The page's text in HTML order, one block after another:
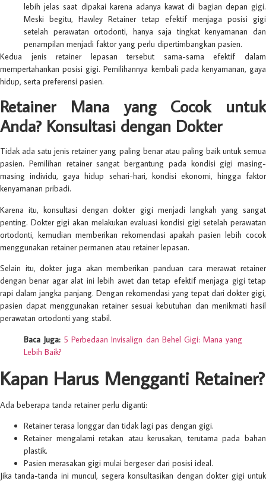
lebih jelas saat dipakai karena adanya kawat di bagian depan gigi.
Meski begitu, Hawley Retainer tetap efektif menjaga posisi gigi
setelah perawatan ortodonti, hanya saja tingkat kenyamanan dan
penampilan menjadi faktor yang perlu dipertimbangkan pasien.
Kedua jenis retainer lepasan tersebut sama-sama efektif dalam
mempertahankan posisi gigi. Pemilihannya kembali pada kenyamanan, gaya
hidup, serta preferensi pasien.
Retainer Mana yang Cocok untuk
Anda? Konsultasi dengan Dokter
Tidak ada satu jenis retainer yang paling benar atau paling baik untuk semua
pasien. Pemilihan retainer sangat bergantung pada kondisi gigi masing-
masing individu, gaya hidup sehari-hari, kondisi ekonomi, hingga faktor
kenyamanan pribadi.
Karena itu, konsultasi dengan dokter gigi menjadi langkah yang sangat
penting. Dokter gigi akan melakukan evaluasi kondisi gigi setelah perawatan
ortodonti, kemudian memberikan rekomendasi apakah pasien lebih cocok
menggunakan retainer permanen atau retainer lepasan.
Selain itu, dokter juga akan memberikan panduan cara merawat retainer
dengan benar agar alat ini lebih awet dan tetap efektif menjaga gigi tetap
rapi dalam jangka panjang. Dengan rekomendasi yang tepat dari dokter gigi,
pasien dapat menggunakan retainer sesuai kebutuhan dan menikmati hasil
perawatan ortodonti yang stabil.
Baca Juga: 5 Perbedaan Invisalign dan Behel Gigi: Mana yang
Lebih Baik?
Kapan Harus Mengganti Retainer?
Ada beberapa tanda retainer perlu diganti:
Retainer terasa longgar dan tidak lagi pas dengan gigi.
Retainer mengalami retakan atau kerusakan, terutama pada bahan
plastik.
Pasien merasakan gigi mulai bergeser dari posisi ideal.
Jika tanda-tanda ini muncul, segera konsultasikan dengan dokter gigi untuk